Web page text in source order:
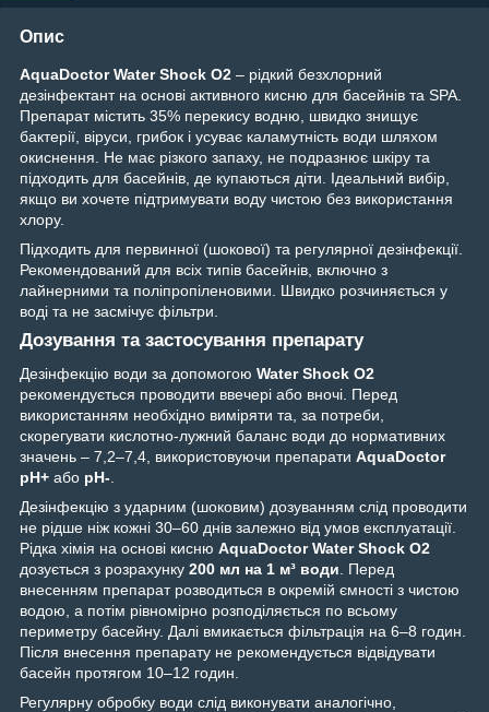
Опис
AquaDoctor Water Shock O2 – рідкий безхлорний
дезінфектант на основі активного кисню для басейнів та SPA.
Препарат містить 35% перекису водню, швидко знищує
бактерії, віруси, грибок і усуває каламутність води шляхом
окиснення. Не має різкого запаху, не подразнює шкіру та
підходить для басейнів, де купаються діти. Ідеальний вибір,
якщо ви хочете підтримувати воду чистою без використання
хлору.
Підходить для первинної (шокової) та регулярної дезінфекції.
Рекомендований для всіх типів басейнів, включно з
лайнерними та поліпропіленовими. Швидко розчиняється у
воді та не засмічує фільтри.
Дозування та застосування препарату
Дезінфекцію води за допомогою Water Shock O2
рекомендується проводити ввечері або вночі. Перед
використанням необхідно виміряти та, за потреби,
скорегувати кислотно-лужний баланс води до нормативних
значень – 7,2–7,4, використовуючи препарати AquaDoctor
pH+ або pH-
Дезінфекцію з ударним (шоковим) дозуванням слід проводити
не рідше ніж кожні 30–60 днів залежно від умов експлуатації.
Рідка хімія на основі кисню AquaDoctor Water Shock O2
дозується з розрахунку 200 мл на 1 м³ води . Перед
внесенням препарат розводиться в окремій ємності з чистою
водою, а потім рівномірно розподіляється по всьому
периметру басейну. Далі вмикається фільтрація на 6–8 годин.
Після внесення препарату не рекомендується відвідувати
басейн протягом 10–12 годин.
Регулярну обробку води слід виконувати аналогічно,